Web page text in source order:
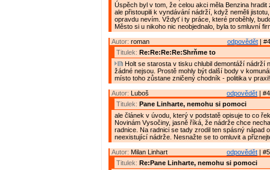
Úspěch byl v tom, že celou akci měla Benzina hradit
ale přistoupili k vyndávání nádrží, když neměli
opravdu nevím. Vždyť i ty práce, které proběhly,
Město si u nikoho nic neobjednalo, byla to smluvní
odpovědět |
Autor: roman
Titulek: Re:Re:Re:Re:Shrňme to
Holt se starosta v tisku chlubil demontáží nádrží
žádné nejsou. Prostě mohly být další body v
místo toho zůstane zničený chodník - politika v praxi!
odpovědět |
Autor: Luboš
Titulek: Pane Linharte, nemohu si pomoci
ale článek v úvodu, který v podstatě opisuje to co
Novinám Vysočiny, jasně říká, že nádrže chce
radnice. Na radnici se tady zrodil ten spásný nápad
neexistující nádrže. Nesnažte se to omluvit a
odpovědět |
Autor: Milan Linhart
Titulek: Re:Pane Linharte, nemohu si pomoci